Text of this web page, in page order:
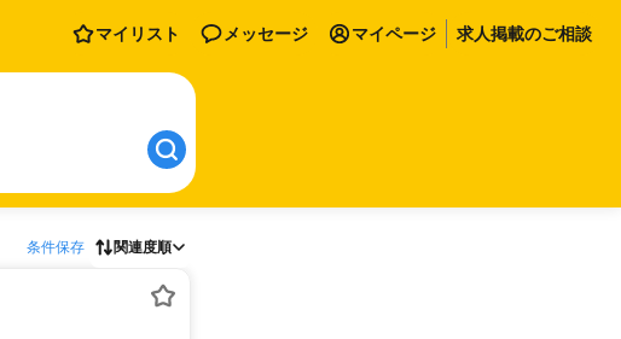
マイリスト メッセージ マイページ 求人掲載のご相談
条件保存 関連度順